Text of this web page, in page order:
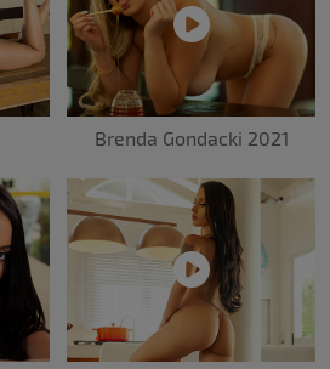
Brenda Gondacki 2021